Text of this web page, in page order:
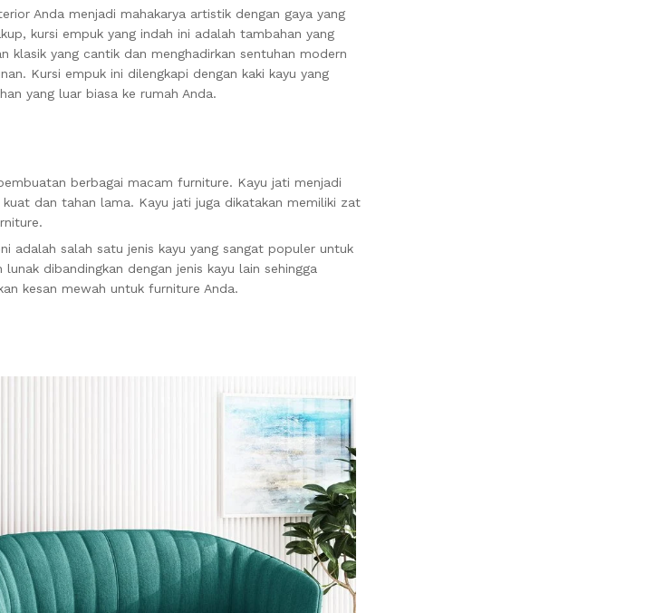
Anda menjadi mahakarya artistik dengan gaya yang
kursi empuk yang indah ini adalah tambahan yang
klasik yang cantik dan menghadirkan sentuhan modern
Kursi empuk ini dilengkapi dengan kaki kayu yang
yang luar biasa ke rumah Anda.
berbagai macam furniture. Kayu jati menjadi
dan tahan lama. Kayu jati juga dikatakan memiliki zat
adalah salah satu jenis kayu yang sangat populer untuk
dibandingkan dengan jenis kayu lain sehingga
kesan mewah untuk furniture Anda.